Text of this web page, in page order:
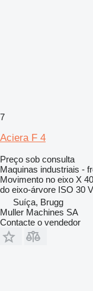
7
Aciera F 4
Preço sob consulta
Maquinas industriais -
Movimento no eixo X
do eixo-árvore ISO 30
Suíça, Brugg
Muller Machines SA
Contacte o vendedor